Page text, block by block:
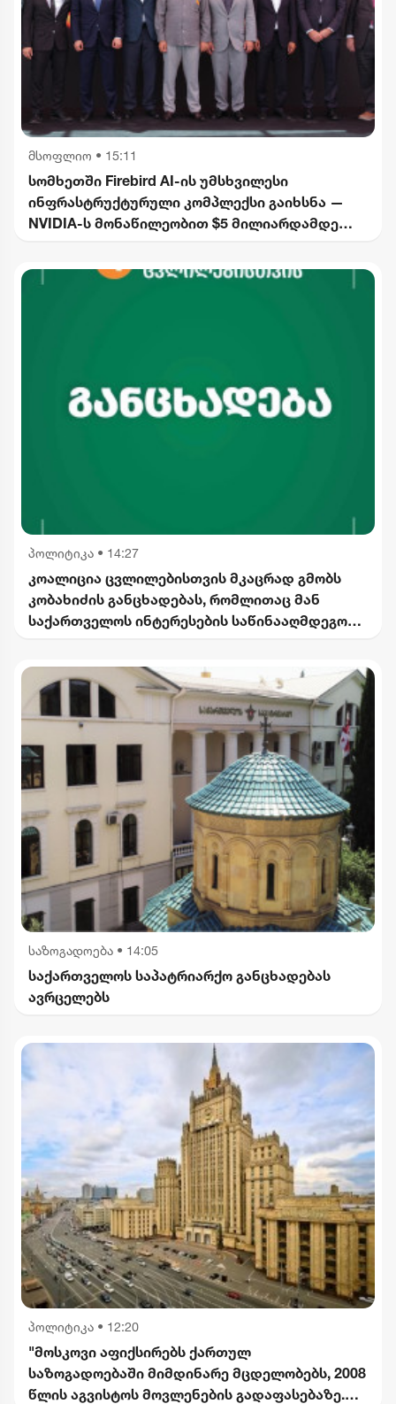
მსოფლიო • 15:11
სომხეთში Firebird AI-ის უმსხვილესი
ინფრასტრუქტურული კომპლექსი გაიხსნა —
NVIDIA-ს მონაწილეობით $5 მილიარდამდე
პოლიტიკა • 14:27
კოალიცია ცვლილებისთვის მკაცრად გმობს
კობახიძის განცხადებას, რომლითაც მან
საქართველოს ინტერესების საწინააღმდეგოდ
საზოგადოება • 14:05
საქართველოს საპატრიარქო განცხადებას
ავრცელებს
პოლიტიკა • 12:20
"მოსკოვი აფიქსირებს ქართულ
საზოგადოებაში მიმდინარე მცდელობებს, 2008
წლის აგვისტოს მოვლენების გადაფასებაზე.